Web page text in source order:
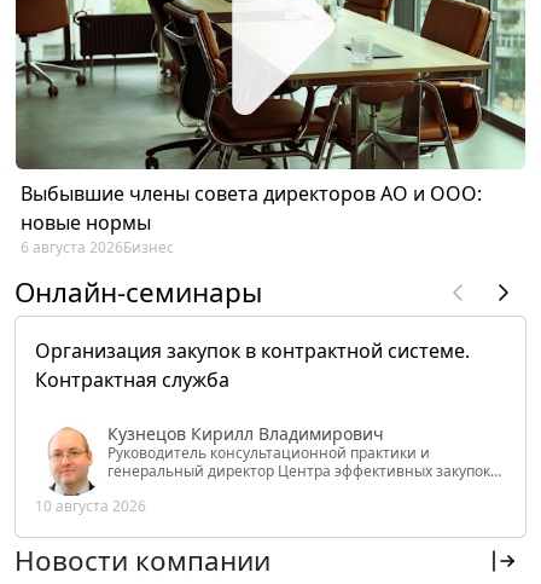
Выбывшие члены совета директоров АО и ООО:
новые нормы
6 августа 2026Бизнес
Онлайн-семинары
Организация закупок в контрактной системе.
Контрактная служба
Кузнецов Кирилл Владимирович
Руководитель консультационной практики и
генеральный директор Центра эффективных закупок
РФ
10 августа 2026
Новости компании